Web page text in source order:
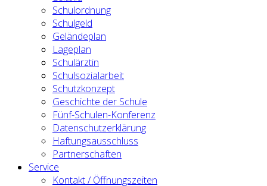
Schulordnung
Schulgeld
Geländeplan
Lageplan
Schulärztin
Schulsozialarbeit
Schutzkonzept
Geschichte der Schule
Fünf-Schulen-Konferenz
Datenschutzerklärung
Haftungsausschluss
Partnerschaften
Service
Kontakt / Öffnungszeiten